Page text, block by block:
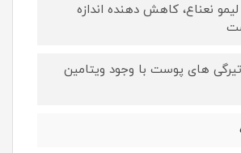
نعناع، کاهش دهنده اندازه
های پوست با وجود ویتامین